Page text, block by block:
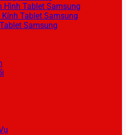
Hình Tablet Samsung
Tablet Samsung
Samsung